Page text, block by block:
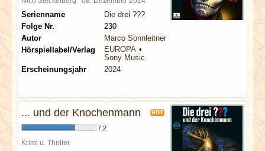
Serienname
Die drei ???
Folge Nr.
230
Autor
Marco Sonnleitner
Hörspiellabel/Verlag
EUROPA
Sony Music
Erscheinungsjahr
2024
... und der Knochenmann HOT
7,2
Krimi u. Thriller